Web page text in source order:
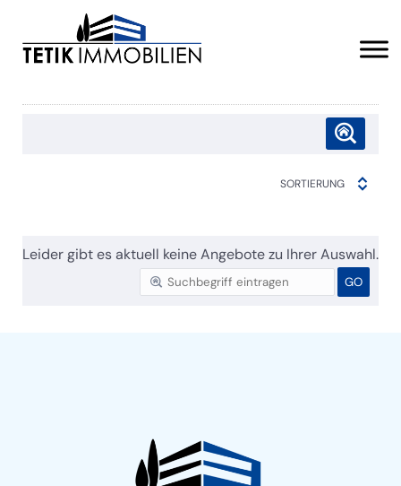
SORTIERUNG
Leider gibt es aktuell keine Angebote zu Ihrer Auswahl.